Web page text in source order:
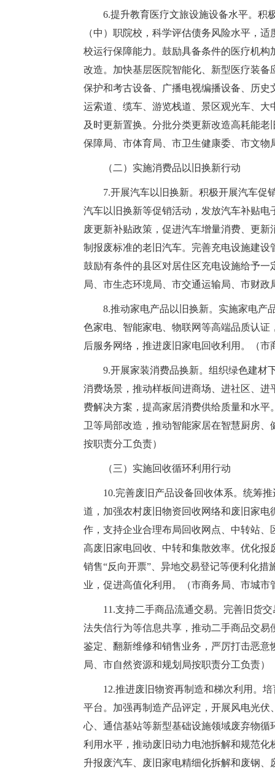
6.提升教育医疗文旅设施设备水平。积
（中）职院校，科学评估债务风险水平，
校运行保障能力。鼓励具备条件的医疗机
改造。加快基层医院智能化、新型医疗装
保护和考古设备、广播电视编播设备、历
运索道、缆车、游览栈道、景区观光车、
及时更新置换。分批分类更新改造高耗能
保障局、市体育局、市卫生健康委、市文
（二）实施消费品以旧换新行动
7.开展汽车以旧换新。积极开展汽车促
汽车以旧换新等促销活动，发放汽车补贴
废更新补贴政策，促进汽车增量消费、更
制报废标准的老旧汽车。完善充电设施建
鼓励有条件的县区对居住区充电设施给予
局、市生态环境局、市交通运输局、市财
8.推动家电产品以旧换新。实施家电产
色家电、智能家电、物联网等高端品质认
后服务网络，推进废旧家电回收利用。（
9.开展家装消费品换新。组织绿色建材
消费场景，推动样板间进商场、进社区、
费解决方案，提高家居消费供给质量和水
卫等局部改造，推动智能家居在智慧厨房
按职责分工负责）
（三）实施回收循环利用行动
10.完善废旧产品设备回收体系。统筹
道，加强农村废旧物资回收网络和废旧家
作，支持企业合理布局回收网点、中转站
高废旧家电回收、中转和集散效率。优化
销售“反向开票”、异地交易登记等便利化
业，促进高值化利用。（市商务局、市城
11.支持二手商品流通交易。完善旧货
法失信行为等信息共享，推动二手商品交
鉴定、翻新维修和销售业务，严厉打击恶
局、市自然资源和规划局按职责分工负责）
12.推进废旧物资再制造和梯次利用。
平台。加强再制造产品评定，开展风电光
心、通信基站等新型基础设施领域废弃物
利用水平，推动废旧动力电池拆解和规范
升报废汽车、废旧家电精细化拆解和废钢